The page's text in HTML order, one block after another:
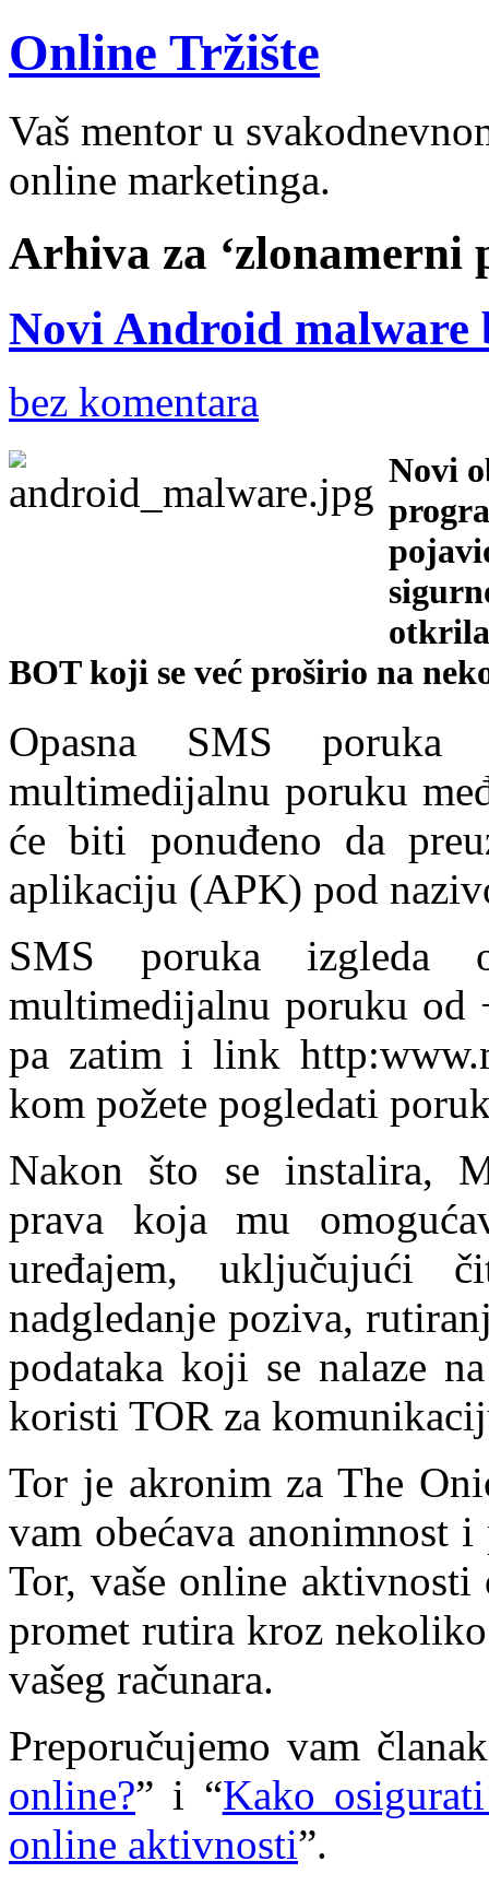
Online Tržište
Vaš mentor u
online marketinga.
Arhiva za ‘zlonamerni
Novi Android malware
bez komentara
Novi
BOT koji se već proširio na
Opasna SMS
multimedijalnu poruku
će biti ponuđeno da
aplikaciju (APK) pod
SMS poruka izgleda
multimedijalnu poruku
pa zatim i link
kom požete pogledati
Nakon što se instalira,
prava koja mu
uređajem, uključujući
nadgledanje poziva,
podataka koji se nalaze
koristi TOR za
Tor je akronim za The
vam obećava anonimnost
Tor, vaše online aktivnosti
promet rutira kroz
vašeg računara.
Preporučujemo vam
online?” i “Kako
online aktivnosti”.